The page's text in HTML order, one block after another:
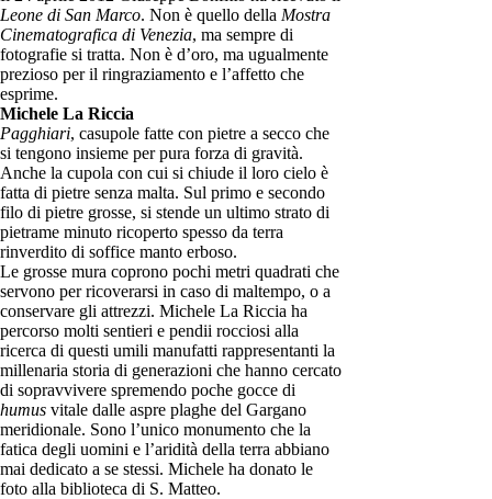
Leone di San Marco. Non è quello della Mostra
Cinematografica di Venezia, ma sempre di
fotografie si tratta. Non è d’oro, ma ugualmente
prezioso per il ringraziamento e l’affetto che
esprime.
Michele La Riccia
Pagghiari, casupole fatte con pietre a secco che
si tengono insieme per pura forza di gravità.
Anche la cupola con cui si chiude il loro cielo è
fatta di pietre senza malta. Sul primo e secondo
filo di pietre grosse, si stende un ultimo strato di
pietrame minuto ricoperto spesso da terra
rinverdito di soffice manto erboso.
Le grosse mura coprono pochi metri quadrati che
servono per ricoverarsi in caso di maltempo, o a
conservare gli attrezzi. Michele La Riccia ha
percorso molti sentieri e pendii rocciosi alla
ricerca di questi umili manufatti rappresentanti la
millenaria storia di generazioni che hanno cercato
di sopravvivere spremendo poche gocce di
humus vitale dalle aspre plaghe del Gargano
meridionale. Sono l’unico monumento che la
fatica degli uomini e l’aridità della terra abbiano
mai dedicato a se stessi. Michele ha donato le
foto alla biblioteca di S. Matteo.